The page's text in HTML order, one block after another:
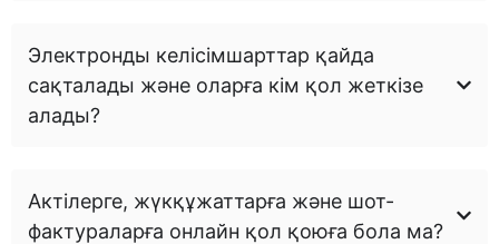
Электронды келісімшарттар қайда
сақталады және оларға кім қол жеткізе
алады?
Актілерге, жүкқұжаттарға және шот-
фактураларға онлайн қол қоюға бола ма?